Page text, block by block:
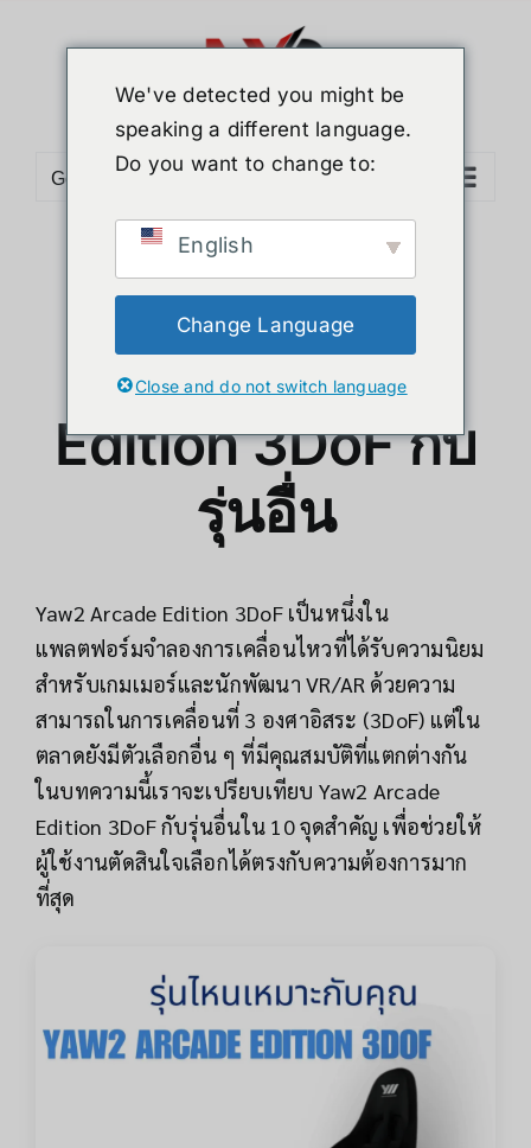
Go to...
รีวิวเปรียบเทียบ!
Yaw2 Arcade
Edition 3DoF กับ
รุ่นอื่น
Yaw2 Arcade Edition 3DoF เป็นหนึ่งใน
แพลตฟอร์มจำลองการเคลื่อนไหวที่ได้รับความนิยม
สำหรับเกมเมอร์และนักพัฒนา VR/AR ด้วยความ
สามารถในการเคลื่อนที่ 3 องศาอิสระ (3DoF) แต่ใน
ตลาดยังมีตัวเลือกอื่น ๆ ที่มีคุณสมบัติที่แตกต่างกัน
ในบทความนี้เราจะเปรียบเทียบ Yaw2 Arcade
Edition 3DoF กับรุ่นอื่นใน 10 จุดสำคัญ เพื่อช่วยให้
ผู้ใช้งานตัดสินใจเลือกได้ตรงกับความต้องการมาก
ที่สุด
We've detected you might be
speaking a different language.
Do you want to change to:
English
Change Language
Close and do not switch language